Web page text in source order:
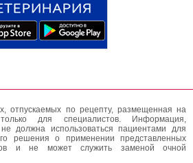
отпускаемых по рецепту, размещенная на
для специалистов. Информация,
должна использоваться пациентами для
решения о применении представленных
и не может служить заменой очной